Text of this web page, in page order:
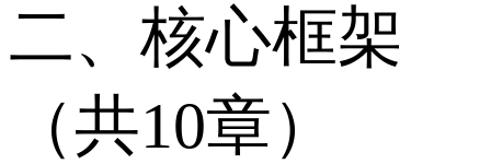
二、核心框架
（共10章）